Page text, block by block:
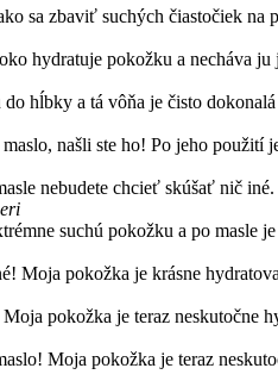
sa zbaviť suchých čiastočiek
hydratuje pokožku a necháva
hĺbky a tá vôňa je čisto
našli ste ho! Po jeho
nebudete chcieť skúšať nič
suchú pokožku a po masle
Moja pokožka je krásne
pokožka je teraz neskutočne
Moja pokožka je teraz